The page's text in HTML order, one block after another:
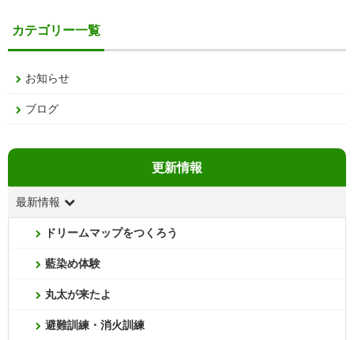
カテゴリー一覧
お知らせ
ブログ
更新情報
最新情報
ドリームマップをつくろう
藍染め体験
丸太が来たよ
避難訓練・消火訓練